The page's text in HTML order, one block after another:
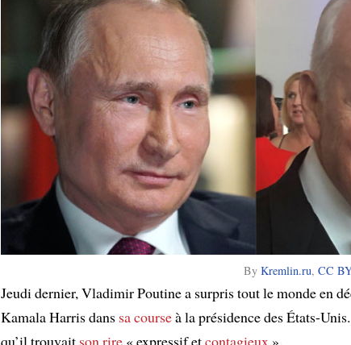
By Kremlin.ru, CC
Jeudi dernier, Vladimir Poutine a surpris tout le monde en
Kamala Harris dans sa courseà la présidence des États-
qu’il trouvait son rire « expressif etcontagieux ».